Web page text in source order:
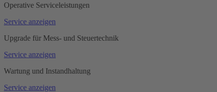
Operative Serviceleistungen
Service anzeigen
Upgrade für Mess- und Steuertechnik
Service anzeigen
Wartung und Instandhaltung
Service anzeigen